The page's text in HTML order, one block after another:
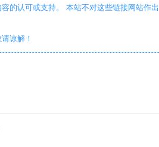
的认可或支持。 本站不对这些链接网站作
谅解！